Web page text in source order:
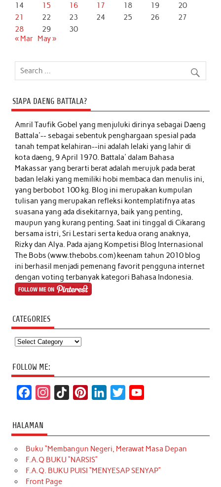
14 15 16 17 18 19
20
21
22 23 24 25 26
27
28
29
30
« Mar May »
SIAPA DAENG BATTALA?
Amril Taufik Gobelyang menjuluki dirinya sebagai Daeng
Battala'-- sebagai sebentuk penghargaan spesial pada
tanah tempat kelahiran--ini adalah lelaki yang lahir di
kota daeng, 9 April 1970. Battala' dalam Bahasa
Makassar yang berarti berat adalah merujuk pada berat
badan lelaki yang memiliki hobi membaca dan menulis ini,
yang berbobot 100 kg. Blog ini merupakan kumpulan
tulisan yang merupakan refleksi kontemplatifnya atas
suasana yang ada disekitarnya, baik yang penting,
maupun yang kurang penting. Saat ini tinggal di Cikarang
bersama istri, Sri Lestari serta kedua orang anaknya,
Rizky dan Alya. Pada ajang Kompetisi Blog Internasional
The Bobs (www.thebobs.com) keenam tahun 2010 blog
ini berhasil menjadi pemenang favorit pengguna internet
dengan voting terbanyak kategori Bahasa Indonesia.
CATEGORIES
Categories
FOLLOW ME:
c
e
b
o
o
t
a
g
r
T
o
k
t
e
r
k
e
d
t
t
e
T
u
b
HALAMAN
Buku “Membangun Negeri, Merawat Masa Depan
F.A.Q BUKU “NARSIS”
F.A.Q. BUKU PUISI “MENYESAP SENYAP”
Front Page